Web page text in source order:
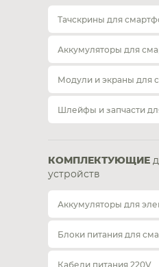
Тачскрины для
Аккумуляторы для
Модули и экраны для
Шлейфы и запчасти
КОМПЛЕКТУЮЩИЕ
устройств
Аккумуляторы для
Блоки питания для
Кабели питания 220V